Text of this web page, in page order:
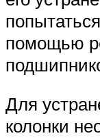
помощью
Для
колонки